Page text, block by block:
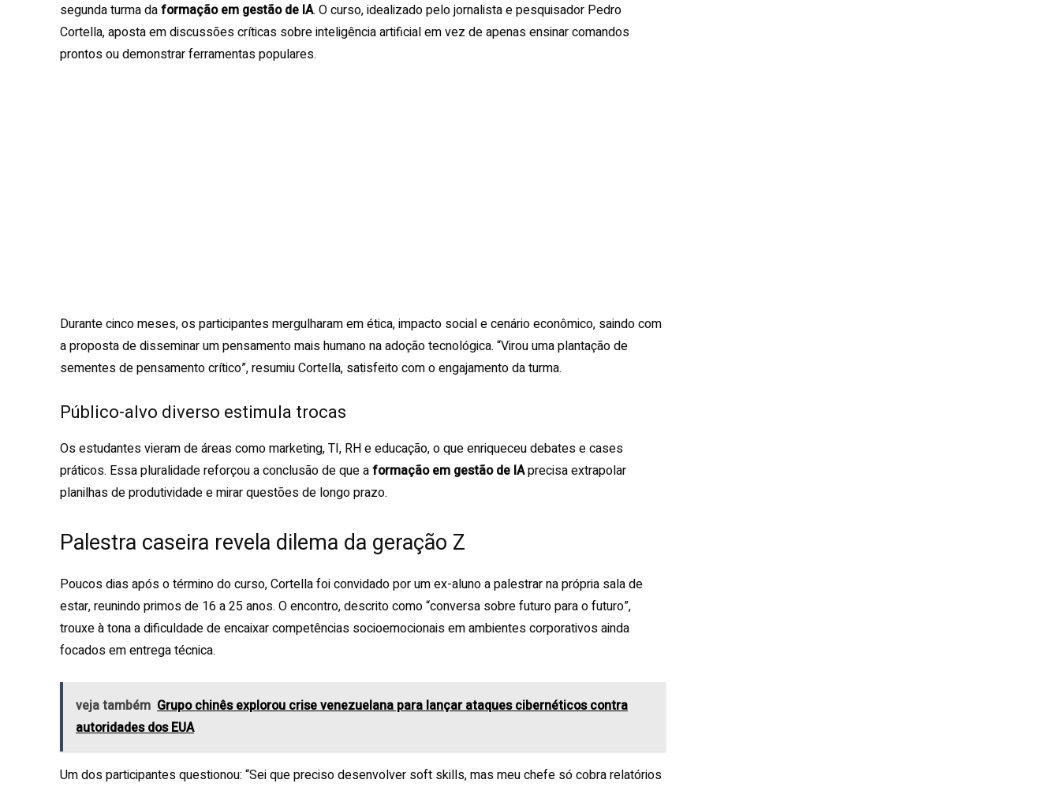
segunda turma daformação em gestão de IA. O curso, idealizado pelo jornalista e pesquisador Pedro
Cortella, aposta em discussões críticas sobre inteligência artificial em vez de apenas ensinar comandos
prontos ou demonstrar ferramentas populares.
Durante cinco meses, os participantes mergulharam em ética, impacto social e cenário econômico, saindo com
a proposta de disseminar um pensamento mais humano na adoção tecnológica. “Virou uma plantação de
sementes de pensamento crítico”, resumiu Cortella, satisfeito com o engajamento da turma.
Público-alvo diverso estimula trocas
Os estudantes vieram de áreas como marketing, TI, RH e educação, o que enriqueceu debates e cases
práticos. Essa pluralidade reforçou a conclusão de que aformação em gestão de IAprecisa extrapolar
planilhas de produtividade e mirar questões de longo prazo.
Palestra caseira revela dilema da geração Z
Poucos dias após o término do curso, Cortella foi convidado por um ex-aluno a palestrar na própria sala de
estar, reunindo primos de 16 a 25 anos. O encontro, descrito como “conversa sobre futuro para o futuro”,
trouxe à tona a dificuldade de encaixar competências socioemocionais em ambientes corporativos ainda
focados em entrega técnica.
veja também Grupo chinês explorou crise venezuelana para lançar ataques cibernéticos contra
autoridades dos EUA
Um dos participantes questionou: “Sei que preciso desenvolver soft skills, mas meu chefe só cobra relatórios